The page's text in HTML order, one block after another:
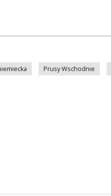
Prusy Wschodnie